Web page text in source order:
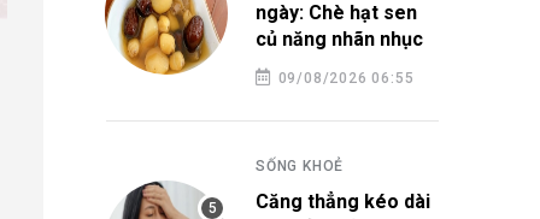
ngày: Chè hạt sen
củ năng nhãn nhục
09/08/2026 06:55
SỐNG KHOẺ
Căng thẳng kéo dài